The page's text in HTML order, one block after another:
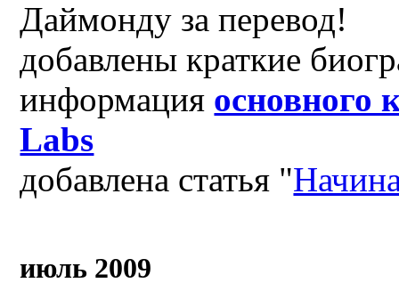
Даймонду за перевод!
добавлены краткие
информация основного
Labs
добавлена статья "
июль 2009